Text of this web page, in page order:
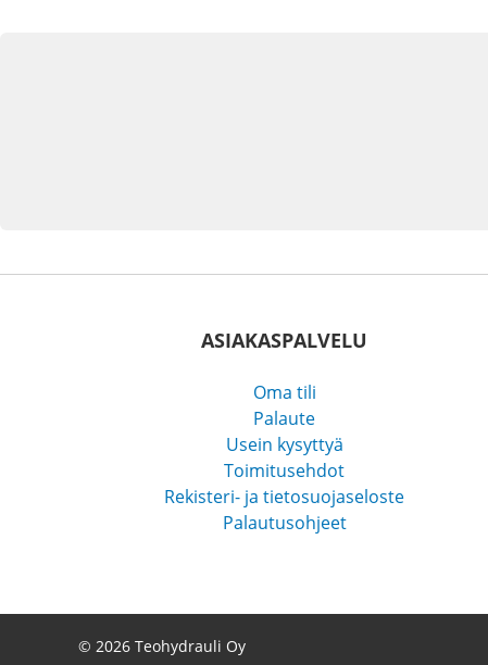
ASIAKASPALVELU
Oma tili
Palaute
Usein kysyttyä
Toimitusehdot
Rekisteri- ja tietosuojaseloste
Palautusohjeet
© 2026 Teohydrauli Oy